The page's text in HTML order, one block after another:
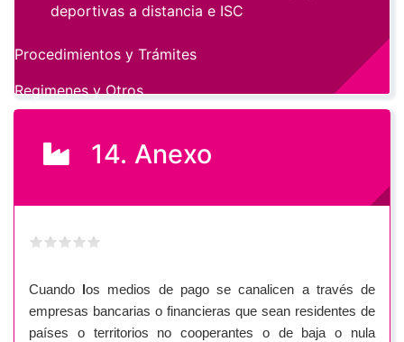
14. Anexo
Cuando los medios de pago se canalicen a través de
empresas bancarias o financieras que sean residentes de
países o territorios no cooperantes o de baja o nula
deportivas a distancia e ISC
Procedimientos y Trámites
Regimenes y Otros